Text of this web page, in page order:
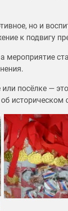
но и
к подвигу
мероприятие
посёлке —